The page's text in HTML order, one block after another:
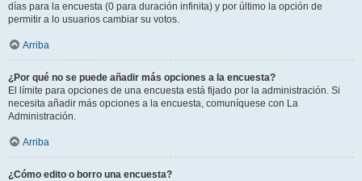
días para la encuesta (0 para duración infinita) y por último la opción de
permitir a lo usuarios cambiar su votos.
Arriba
¿Por qué no se puede añadir más opciones a la encuesta?
El límite para opciones de una encuesta está fijado por la administración. Si
necesita añadir más opciones a la encuesta, comuníquese con La
Administración.
Arriba
¿Cómo edito o borro una encuesta?